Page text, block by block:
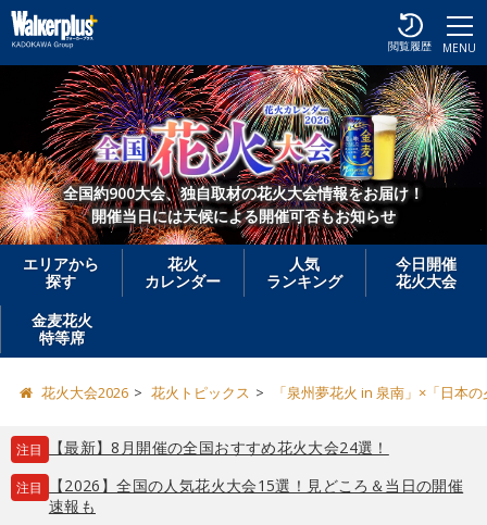
MENU
閲覧履歴
全国約900大会、独自取材の花火大会情報をお届け！
開催当日には天候による開催可否もお知らせ
エリアから
探す
花火
カレンダー
人気
ランキング
今日開催
花火大会
金麦花火
特等席
花火大会2026 花火トピックス 「泉州夢花火 in 泉南」×「日本
注目 【最新】8月開催の全国おすすめ花火大会24選！
注目
【2026】全国の人気花火大会15選！見どころ＆当日の開催
速報も